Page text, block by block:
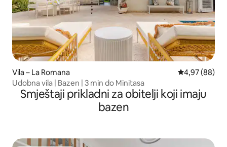
Vila – La Romana Prosječna
4,97 (88)
Udobna vila | Bazen | 3 min do Minitasa
Smještaji prikladni za obitelji koji imaju
bazen